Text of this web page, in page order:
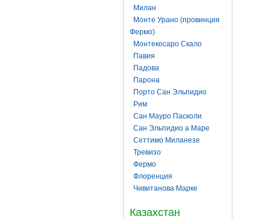
Милан
Монте Урано (провинция
Фермо)
Монтекосаро Скало
Павия
Падова
Парона
Порто Сан Эльпидио
Рим
Сан Мауро Пасколи
Сан Эльпидио а Маре
Сеттимо Миланезе
Тревизо
Фермо
Флоренция
Чивитанова Марке
Казахстан